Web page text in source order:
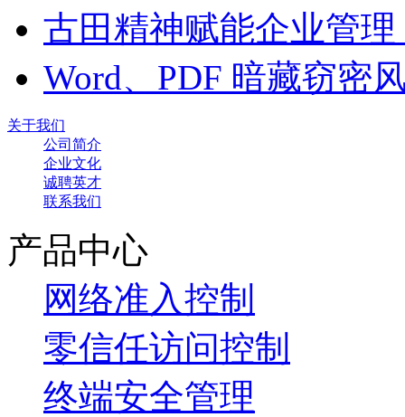
古田精神赋能企业管
Word、PDF 暗藏窃密
关于我们
公司简介
企业文化
诚聘英才
联系我们
产品中心
网络准入控制
零信任访问控制
终端安全管理